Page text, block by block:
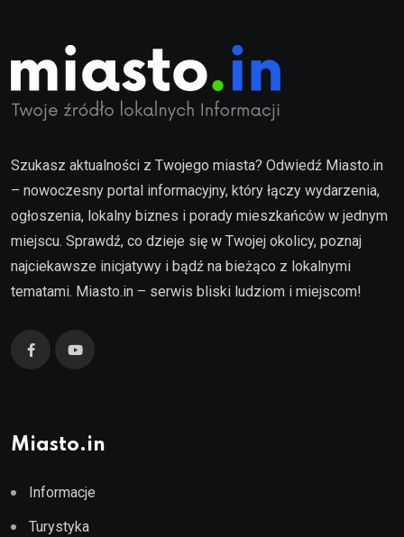
Szukasz aktualności z Twojego miasta? Odwiedź Miasto.in
– nowoczesny portal informacyjny, który łączy wydarzenia,
ogłoszenia, lokalny biznes i porady mieszkańców w jednym
miejscu. Sprawdź, co dzieje się w Twojej okolicy, poznaj
najciekawsze inicjatywy i bądź na bieżąco z lokalnymi
tematami. Miasto.in – serwis bliski ludziom i miejscom!
Miasto.in
Informacje
Turystyka